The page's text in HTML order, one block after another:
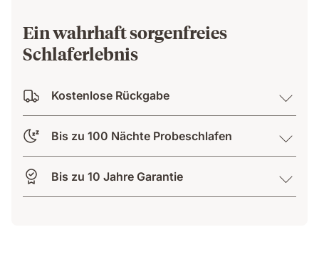
Ein wahrhaft sorgenfreies
Schlaferlebnis
Kostenlose Rückgabe
Bis zu 100 Nächte Probeschlafen
Bis zu 10 Jahre Garantie